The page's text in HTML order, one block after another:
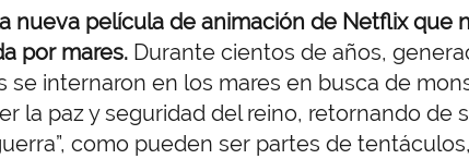
nueva película de animación de Netflix que
por mares. Durante cientos de años,
se internaron en los mares en busca de
la paz y seguridad del reino, retornando de
como pueden ser partes de